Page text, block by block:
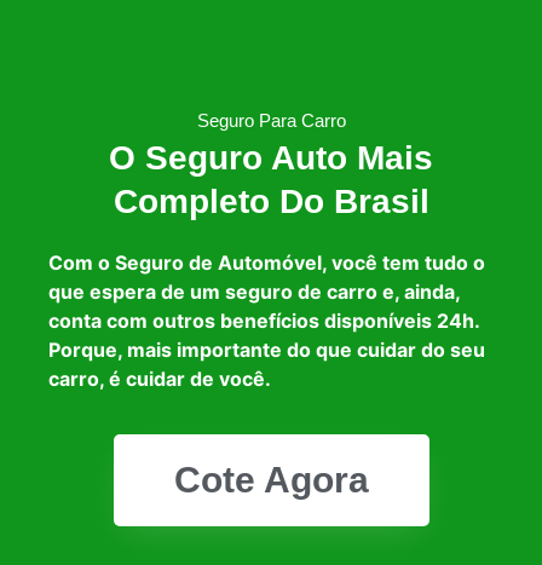
Seguro Para Carro
O Seguro Auto Mais
Completo Do Brasil
Com o Seguro de Automóvel, você tem tudo o
que espera de um seguro de carro e, ainda,
conta com outros benefícios disponíveis 24h.
Porque, mais importante do que cuidar do seu
carro, é cuidar de você.
Cote Agora